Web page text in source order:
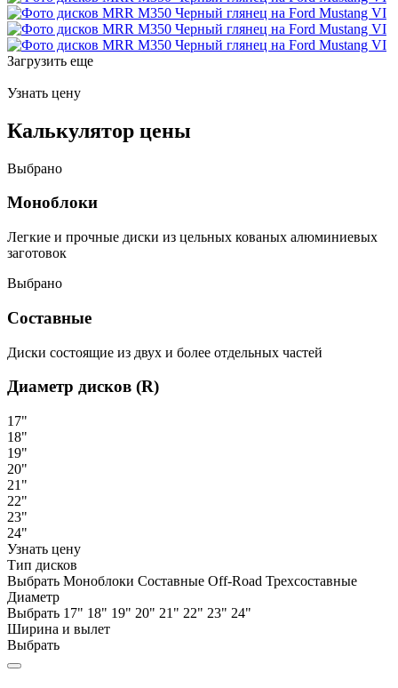
Загрузить еще
Узнать цену
Калькулятор цены
Выбрано
Моноблоки
Легкие и прочные диски из цельных кованых алюминиевых
заготовок
Выбрано
Составные
Диски состоящие из двух и более отдельных частей
Диаметр дисков (R)
17"
18"
19"
20"
21"
22"
23"
24"
Узнать цену
Тип дисков
Выбрать Моноблоки Составные Off-Road Трехсоставные
Диаметр
Выбрать 17" 18" 19" 20" 21" 22" 23" 24"
Ширина и вылет
Выбрать